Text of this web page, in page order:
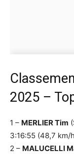
2025 –
1 – MERLIER Tim
3:16:55 (48,7 km/
2 – MALUCELLI